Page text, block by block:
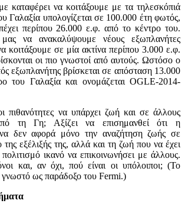
καταφέρει να κοιτάξουμε με τα τηλεσκόπιά
Γαλαξία υπολογίζεται σε 100.000 έτη φωτός,
περίπου 26.000 ε.φ. από το κέντρο του.
να ανακαλύψουμε νέους εξωπλανήτες
κοιτάξουμε σε μία ακτίνα περίπου 3.000 ε.φ.
οι πιο γνωστοί από αυτούς. Ωστόσο ο
εξωπλανήτης βρίσκεται σε απόσταση 13.000
του Γαλαξία και ονομάζεται OGLE-2014-
πιθανότητες να υπάρχει ζωή και σε άλλους
τη Γη; Αξίζει να επισημανθεί ότι η
δεν αφορά μόνο την αναζήτηση ζωής σε
της εξέλιξής της, αλλά και τη ζωή που να έχει
ικανό να επικοινωνήσει με άλλους.
και, αν όχι, πού είναι οι υπόλοιποι; (Το
γνωστό ως παράδοξο του Fermi.)